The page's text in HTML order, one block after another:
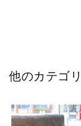
他のカテゴ